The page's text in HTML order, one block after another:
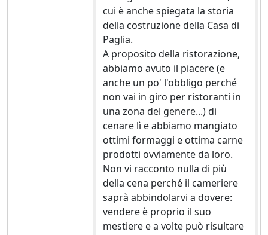
cui è anche spiegata la storia
della costruzione della Casa di
Paglia.
A proposito della ristorazione,
abbiamo avuto il piacere (e
anche un po' l'obbligo perché
non vai in giro per ristoranti in
una zona del genere...) di
cenare lì e abbiamo mangiato
ottimi formaggi e ottima carne
prodotti ovviamente da loro.
Non vi racconto nulla di più
della cena perché il cameriere
saprà abbindolarvi a dovere:
vendere è proprio il suo
mestiere e a volte può risultare